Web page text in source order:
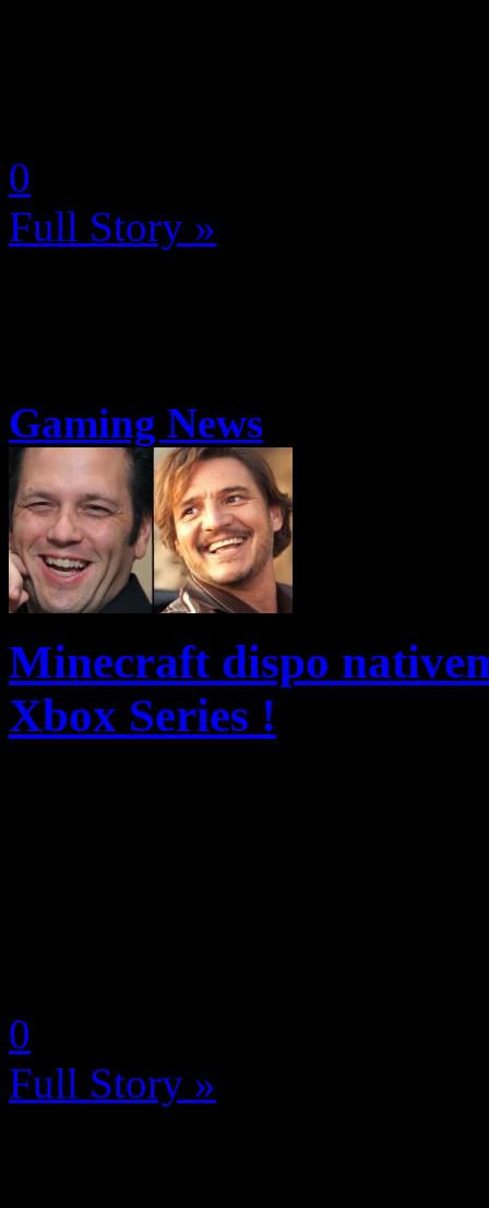
0
Full Story »
Gaming News
Minecraft dispo
Xbox Series !
0
Full Story »